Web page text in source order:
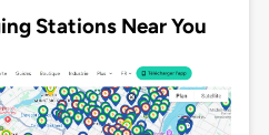
Stations Near You